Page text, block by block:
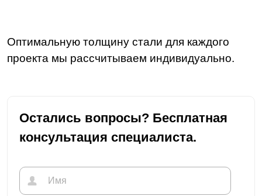
Оптимальную толщину стали для каждого
проекта мы рассчитываем индивидуально.
Остались вопросы? Бесплатная
консультация специалиста.